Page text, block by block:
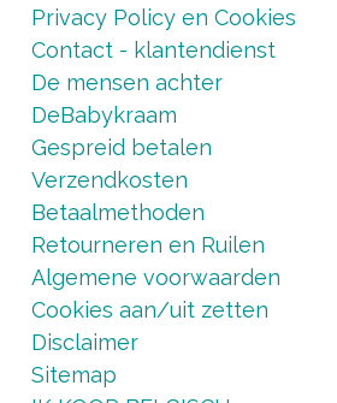
Privacy Policy en Cookies
Contact - klantendienst
De mensen achter
DeBabykraam
Gespreid betalen
Verzendkosten
Betaalmethoden
Retourneren en Ruilen
Algemene voorwaarden
Cookies aan/uit zetten
Disclaimer
Sitemap